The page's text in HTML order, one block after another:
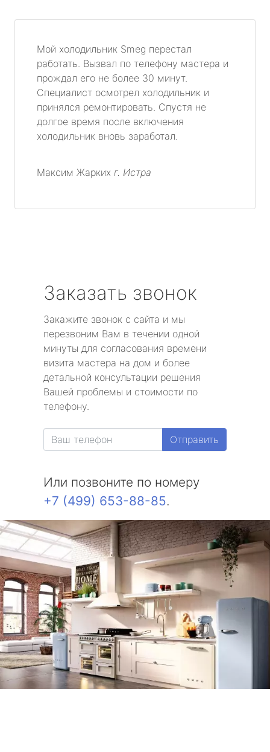
Мой холодильник Smeg перестал
работать. Вызвал по телефону мастера и
прождал его не более 30 минут.
Специалист осмотрел холодильник и
принялся ремонтировать. Спустя не
долгое время после включения
холодильник вновь заработал.
Максим Жарких г. Истра
Заказать звонок
Закажите звонок с сайта и мы
перезвоним Вам в течении одной
минуты для согласования времени
визита мастера на дом и более
детальной консультации решения
Вашей проблемы и стоимости по
телефону.
Отправить
Или позвоните по номеру
+7 (499) 653-88-85.